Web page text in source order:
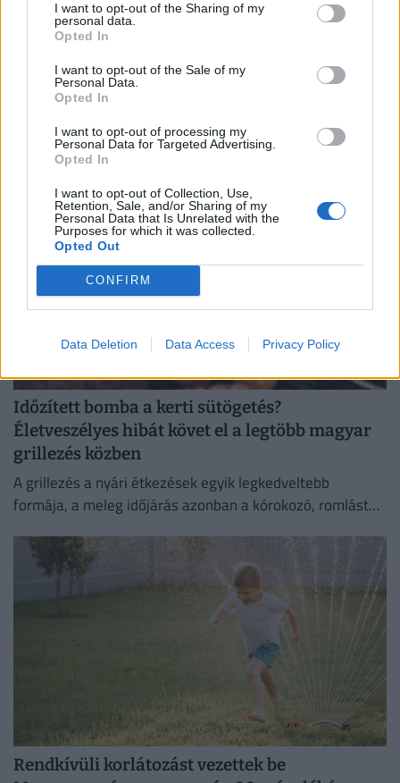
I want to opt-out of the Sharing of my
personal data.
Opted In
I want to opt-out of the Sale of my
Personal Data.
Opted In
I want to opt-out of processing my
Personal Data for Targeted Advertising.
Opted In
I want to opt-out of Collection, Use,
Retention, Sale, and/or Sharing of my
Personal Data that Is Unrelated with the
Purposes for which it was collected.
Opted Out
CONFIRM
Data Deletion Data Access Privacy Policy
Kész, ennyi volt? Elérhetetlen álom lett a saját
lakás Magyarországon, drasztikus lépésekre
készülnek
A lakásárak ugrásszerű növekedése miatt tömegek
számára vált elérhetetlen álommá az első saját lakás
megszerzése.
Időzített bomba a kerti sütögetés?
Életveszélyes hibát követ el a legtöbb magyar
grillezés közben
A grillezés a nyári étkezések egyik legkedveltebb
formája, a meleg időjárás azonban a kórokozó, romlást
Rendkívüli korlátozást vezettek be